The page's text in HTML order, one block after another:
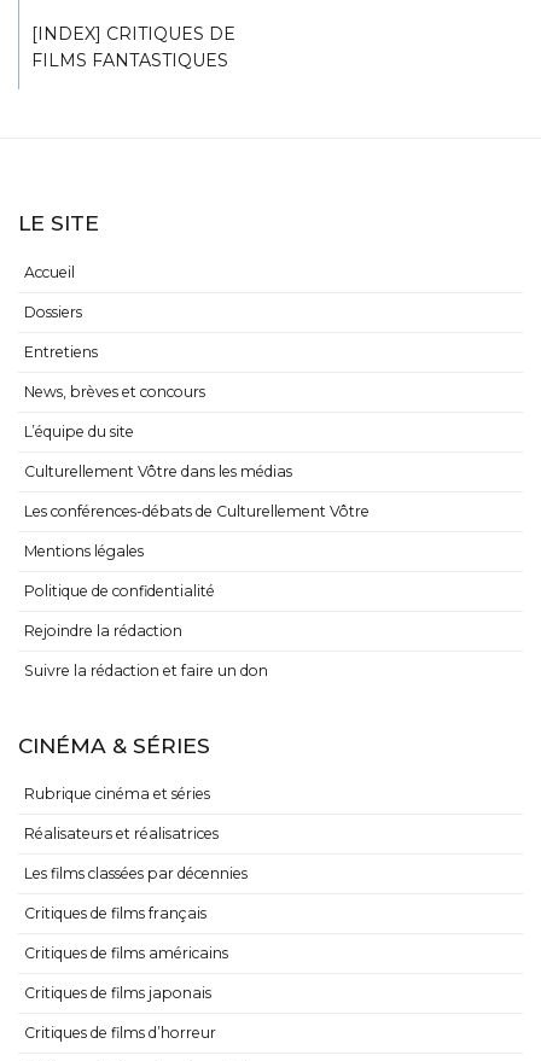
[INDEX] CRITIQUES DE
FILMS FANTASTIQUES
LE SITE
Accueil
Dossiers
Entretiens
News, brèves et concours
L’équipe du site
Culturellement Vôtre dans les médias
Les conférences-débats de Culturellement Vôtre
Mentions légales
Politique de confidentialité
Rejoindre la rédaction
Suivre la rédaction et faire un don
CINÉMA & SÉRIES
Rubrique cinéma et séries
Réalisateurs et réalisatrices
Les films classées par décennies
Critiques de films français
Critiques de films américains
Critiques de films japonais
Critiques de films d’horreur